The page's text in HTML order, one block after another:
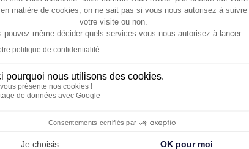
Loyer
(€/m²/an HT HC)
Prix sur demande